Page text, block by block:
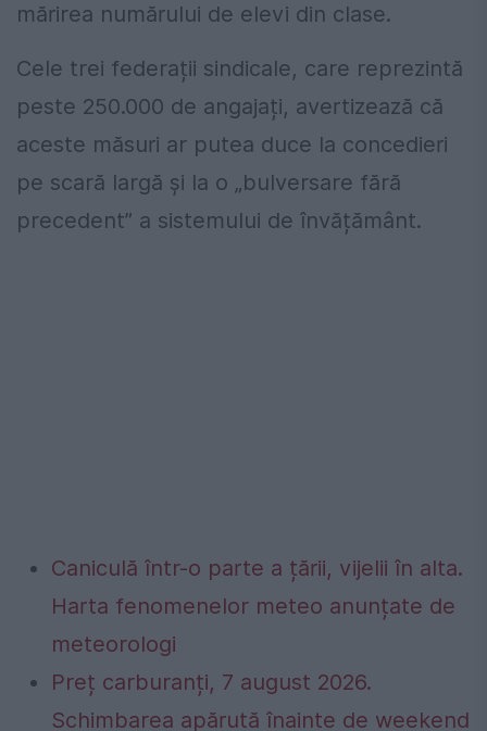
mărirea numărului de elevi din clase.
Cele trei federații sindicale, care reprezintă
peste 250.000 de angajați, avertizează că
aceste măsuri ar putea duce la concedieri
pe scară largă și la o „bulversare fără
precedent” a sistemului de învățământ.
Caniculă într-o parte a țării, vijelii în alta.
Harta fenomenelor meteo anunțate de
meteorologi
Preț carburanți, 7 august 2026.
Schimbarea apărută înainte de weekend